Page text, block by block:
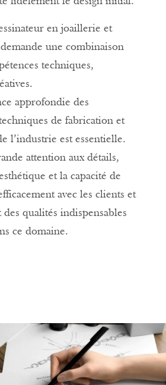
en joaillerie et
une combinaison
techniques,
approfondie des
de fabrication et
l’industrie est essentielle.
attention aux détails,
et la capacité de
avec les clients et
des qualités indispensables
ce domaine.